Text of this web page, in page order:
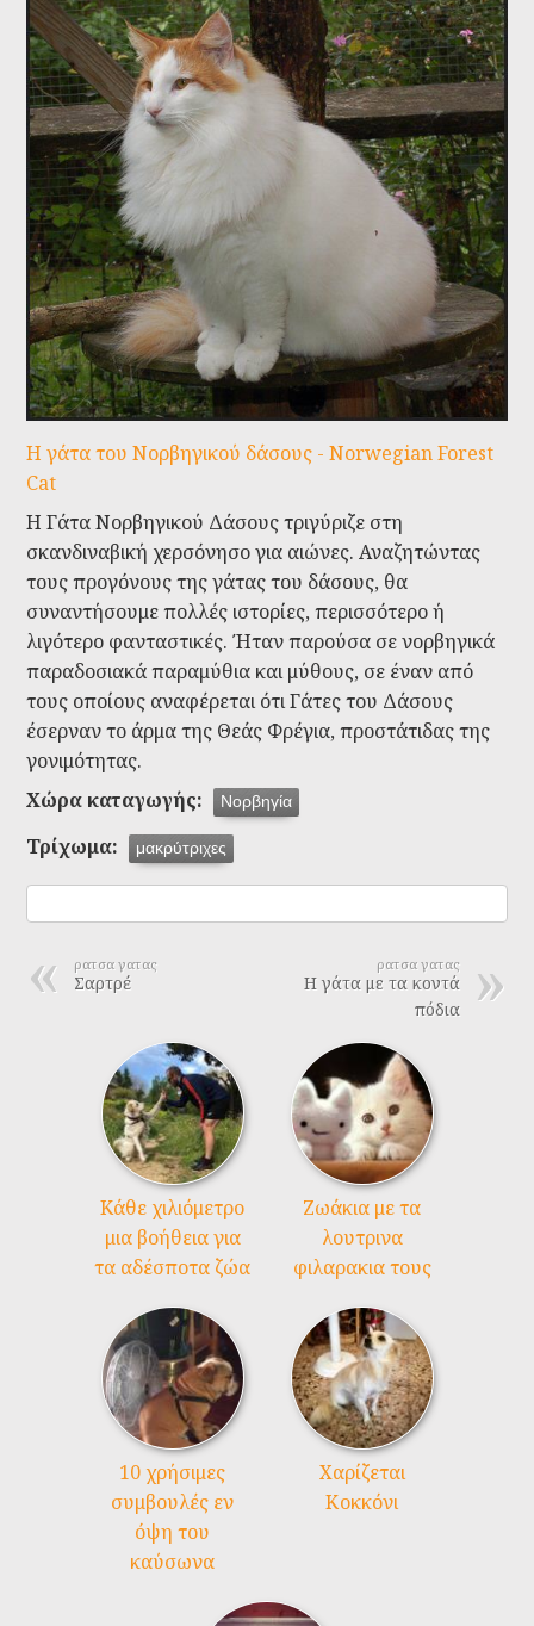
Η γάτα του Νορβηγικού δάσους - Norwegian Forest
Cat
Η Γάτα Νορβηγικού Δάσους τριγύριζε στη
σκανδιναβική χερσόνησο για αιώνες. Αναζητώντας
τους προγόνους της γάτας του δάσους, θα
συναντήσουμε πολλές ιστορίες, περισσότερο ή
λιγότερο φανταστικές. Ήταν παρούσα σε νορβηγικά
παραδοσιακά παραμύθια και μύθους, σε έναν από
τους οποίους αναφέρεται ότι Γάτες του Δάσους
έσερναν το άρμα της Θεάς Φρέγια, προστάτιδας της
γονιμότητας.
Χώρα καταγωγής:
Νορβηγία
Τρίχωμα: μακρύτριχες
ρατσα γατας
Η γάτα με τα κοντά
πόδια
ρατσα γατας
Σαρτρέ
Kάθε χιλιόμετρο
μια βοήθεια για
τα αδέσποτα ζώα
Ζωάκια με τα
λουτρινα
φιλαρακια τους
10 χρήσιμες
συμβουλές εν
όψη του
καύσωνα
Χαρίζεται
Κοκκόνι